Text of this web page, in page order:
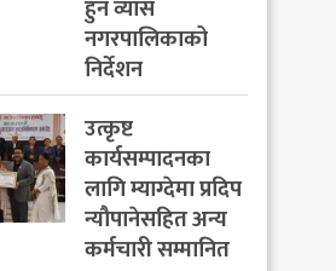
हुन व्यास
नगरपालिकाको
निर्देशन
उत्कृष्ट
कार्यसम्पादनका
लागि म्याग्देमा प्रदिप
न्यौपानेसहित अन्य
कर्मचारी सम्मानित